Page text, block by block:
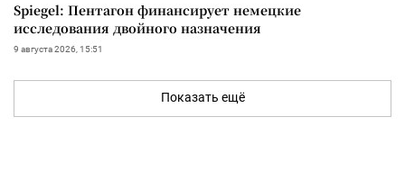
Spiegel: Пентагон финансирует немецкие
исследования двойного назначения
9 августа 2026, 15:51
Показать ещё